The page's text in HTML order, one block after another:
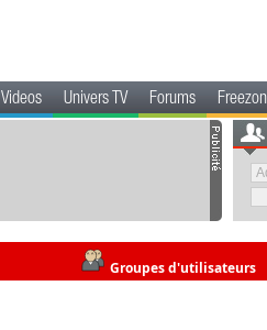
Videos Univers TV Forums
Groupes d'utilisateurs